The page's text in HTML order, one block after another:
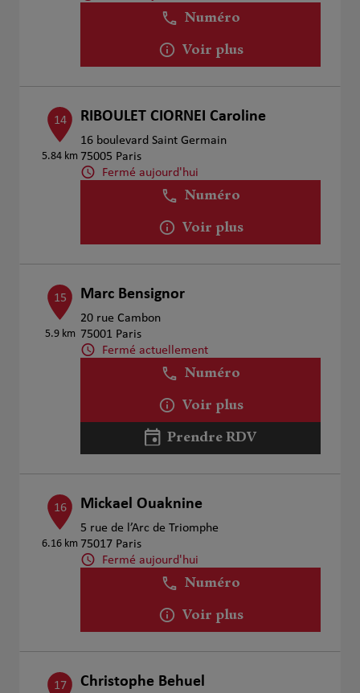
Numéro
Voir plus
14
5.84 km
RIBOULET CIORNEI Caroline
16 boulevard Saint Germain
75005 Paris
Fermé aujourd'hui
Numéro
Voir plus
15
5.9 km
Marc Bensignor
20 rue Cambon
75001 Paris
Fermé actuellement
Numéro
Voir plus
Prendre RDV
16
6.16 km
Mickael Ouaknine
5 rue de l’Arc de Triomphe
75017 Paris
Fermé aujourd'hui
Numéro
Voir plus
17 Christophe Behuel